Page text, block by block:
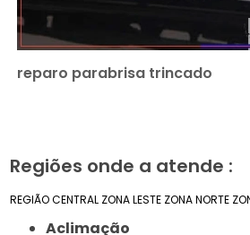
reparo parabrisa trincado
Regiões onde a atende :
REGIÃO CENTRAL ZONA LESTE ZONA NORTE
Aclimação